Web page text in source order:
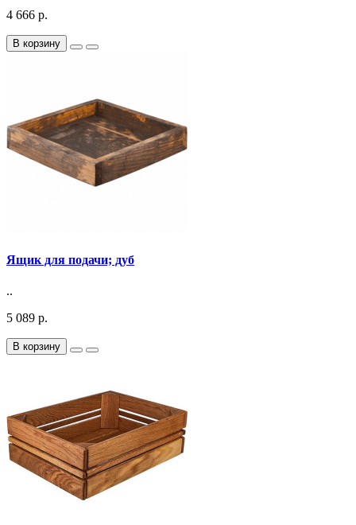
4 666 р.
В корзину
Ящик для подачи; дуб
..
5 089 р.
В корзину